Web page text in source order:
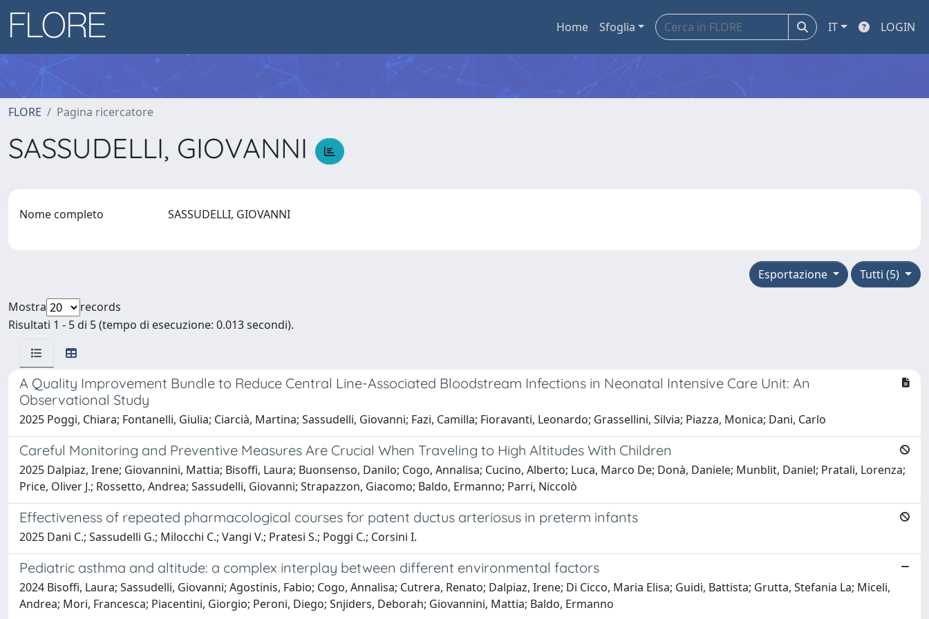
Home Sfoglia IT LOGIN
FLORE Pagina ricercatore
SASSUDELLI, GIOVANNI
Nome completo SASSUDELLI, GIOVANNI
Tutti (5)
Esportazione
Mostra
records
Risultati 1 - 5 di 5 (tempo di esecuzione: 0.013 secondi).
A Quality Improvement Bundle to Reduce Central Line-Associated Bloodstream Infections in Neonatal Intensive Care Unit: An
Observational Study
2025 Poggi, Chiara; Fontanelli, Giulia; Ciarcià, Martina; Sassudelli, Giovanni; Fazi, Camilla; Fioravanti, Leonardo; Grassellini, Silvia; Piazza, Monica; Dani, Carlo
Careful Monitoring and Preventive Measures Are Crucial When Traveling to High Altitudes With Children
2025 Dalpiaz, Irene; Giovannini, Mattia; Bisoffi, Laura; Buonsenso, Danilo; Cogo, Annalisa; Cucino, Alberto; Luca, Marco De; Donà, Daniele; Munblit, Daniel; Pratali, Lorenza;
Price, Oliver J.; Rossetto, Andrea; Sassudelli, Giovanni; Strapazzon, Giacomo; Baldo, Ermanno; Parri, Niccolò
Effectiveness of repeated pharmacological courses for patent ductus arteriosus in preterm infants
2025 Dani C.; Sassudelli G.; Milocchi C.; Vangi V.; Pratesi S.; Poggi C.; Corsini I.
Pediatric asthma and altitude: a complex interplay between different environmental factors
2024 Bisoffi, Laura; Sassudelli, Giovanni; Agostinis, Fabio; Cogo, Annalisa; Cutrera, Renato; Dalpiaz, Irene; Di Cicco, Maria Elisa; Guidi, Battista; Grutta, Stefania La; Miceli,
Andrea; Mori, Francesca; Piacentini, Giorgio; Peroni, Diego; Snjiders, Deborah; Giovannini, Mattia; Baldo, Ermanno